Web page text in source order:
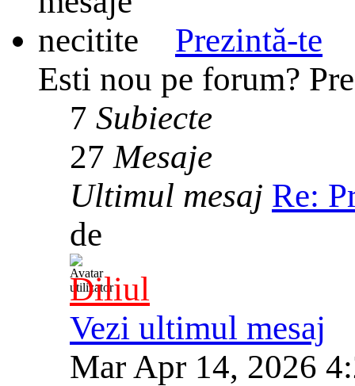
Prezintă-te
Esti nou pe forum?
7 Subiecte
27 Mesaje
Ultimul mesaj Re:
de
Diliul
Vezi ultimul mesaj
Mar Apr 14, 2026